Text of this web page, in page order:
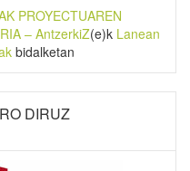
PROYECTUAREN
– AntzerkiZ(e)k Lanean
bidalketan
DIRUZ